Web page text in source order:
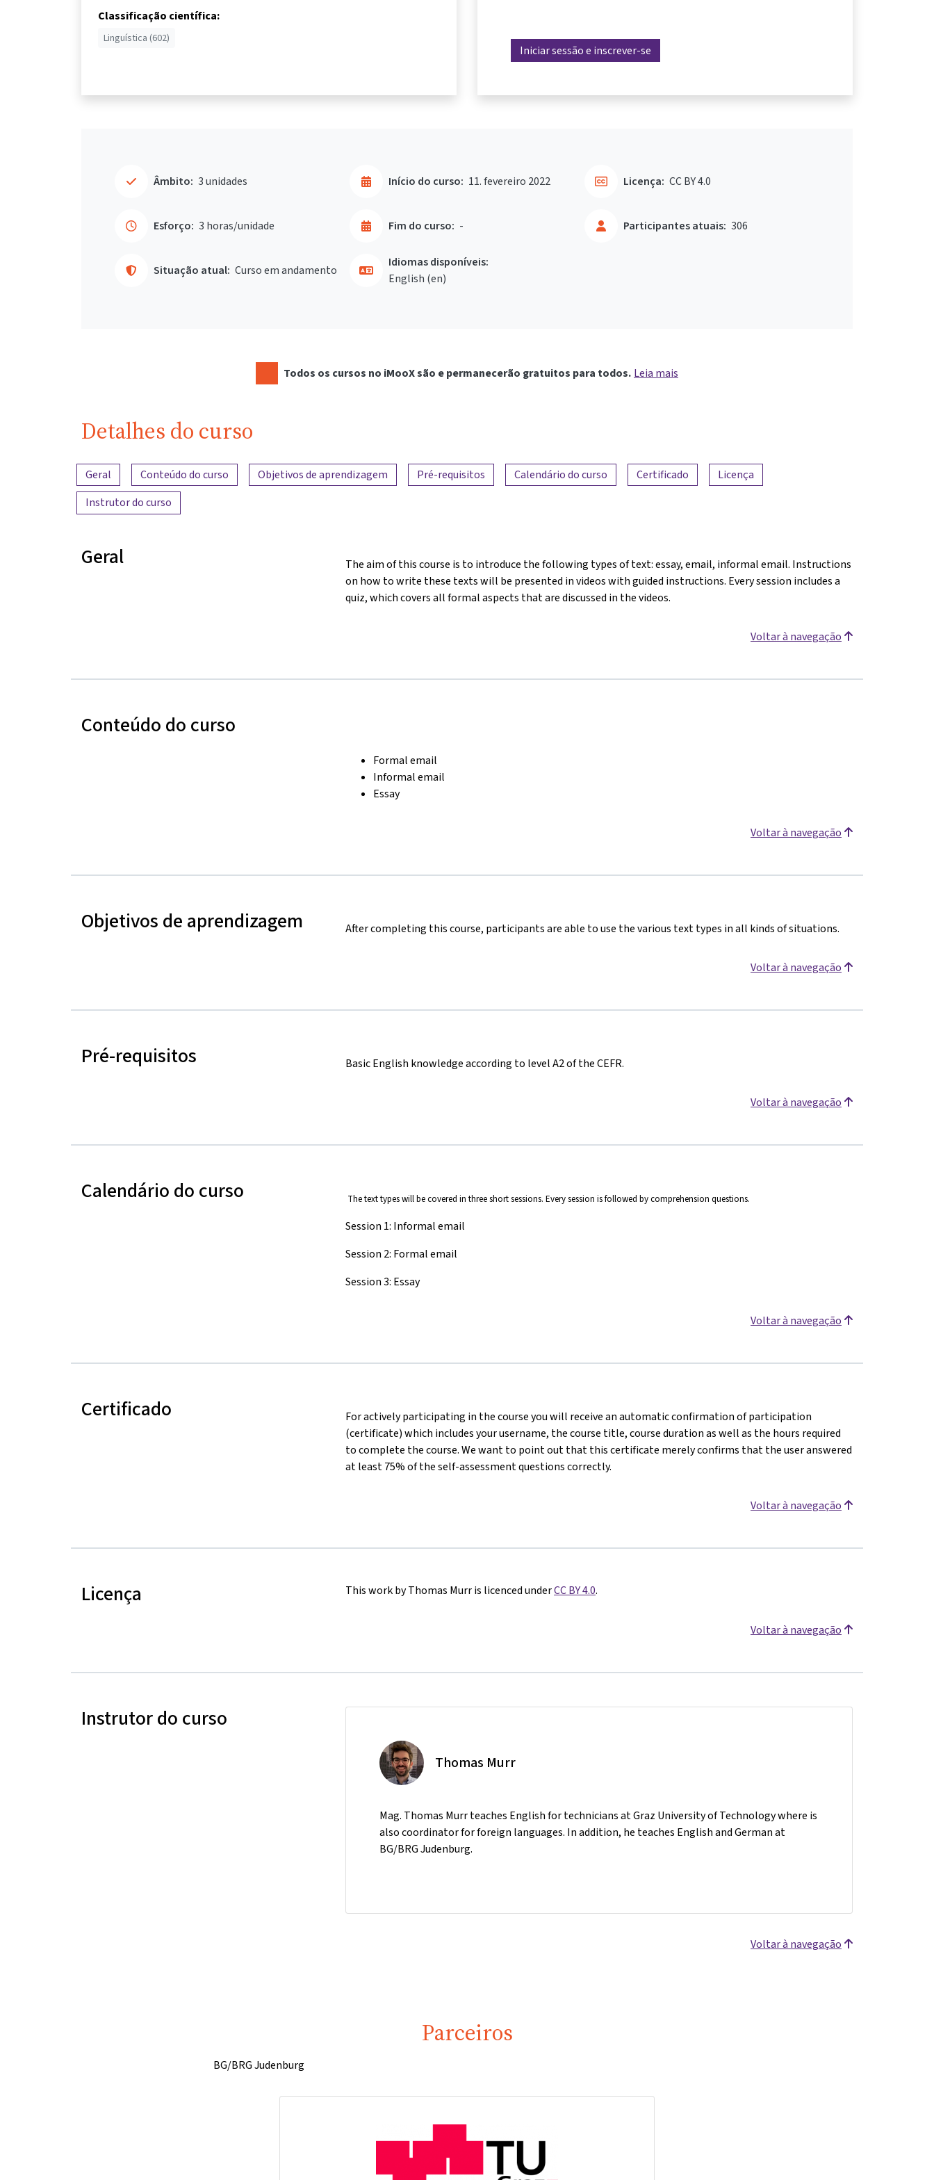
Classificação científica:
Linguística (602)
Iniciar sessão e inscrever-se
Âmbito: 3 unidades
Esforço: 3 horas/unidade
Início do curso: 11. fevereiro 2022
Fim do curso: -
Situação atual: Curso em andamento
Participantes atuais: 306
Licença: CC BY 4.0
Idiomas disponíveis:
English ‎(en)‎
Todos os cursos no iMooX são e permanecerão gratuitos para todos. Leia mais
Detalhes do curso
Visão geral do conteúdo
Geral Conteúdo do curso Objetivos de aprendizagem Pré-requisitos Calendário do curso Certificado
Licença
Instrutor do curso
Geral
The aim of this course is to introduce the following types of text: essay, email, informal email. Instructions
on how to write these texts will be presented in videos with guided instructions. Every session includes a
quiz, which covers all formal aspects that are discussed in the videos.
Voltar à navegação
Conteúdo do curso
Formal email
Informal email
Essay
Voltar à navegação
Objetivos de aprendizagem After completing this course, participants are able to use the various text types in all kinds of situations.
Voltar à navegação
Pré-requisitos Basic English knowledge according to level A2 of the CEFR.
Voltar à navegação
Calendário do curso The text types will be covered in three short sessions. Every session is followed by comprehension questions.
Session 1: Informal email
Session 2: Formal email
Session 3: Essay
Voltar à navegação
Certificado
For actively participating in the course you will receive an automatic confirmation of participation
(certificate) which includes your username, the course title, course duration as well as the hours required
to complete the course. We want to point out that this certificate merely confirms that the user answered
at least 75% of the self-assessment questions correctly.
Voltar à navegação
Licença This work by Thomas Murr is licenced underCC BY 4.0.
Voltar à navegação
Instrutor do curso
Thomas Murr
Mag. Thomas Murr teaches English for technicians at Graz University of Technology where is
also coordinator for foreign languages. In addition, he teaches English and German at
BG/BRG Judenburg.
Voltar à navegação
Parceiros
BG/BRG Judenburg